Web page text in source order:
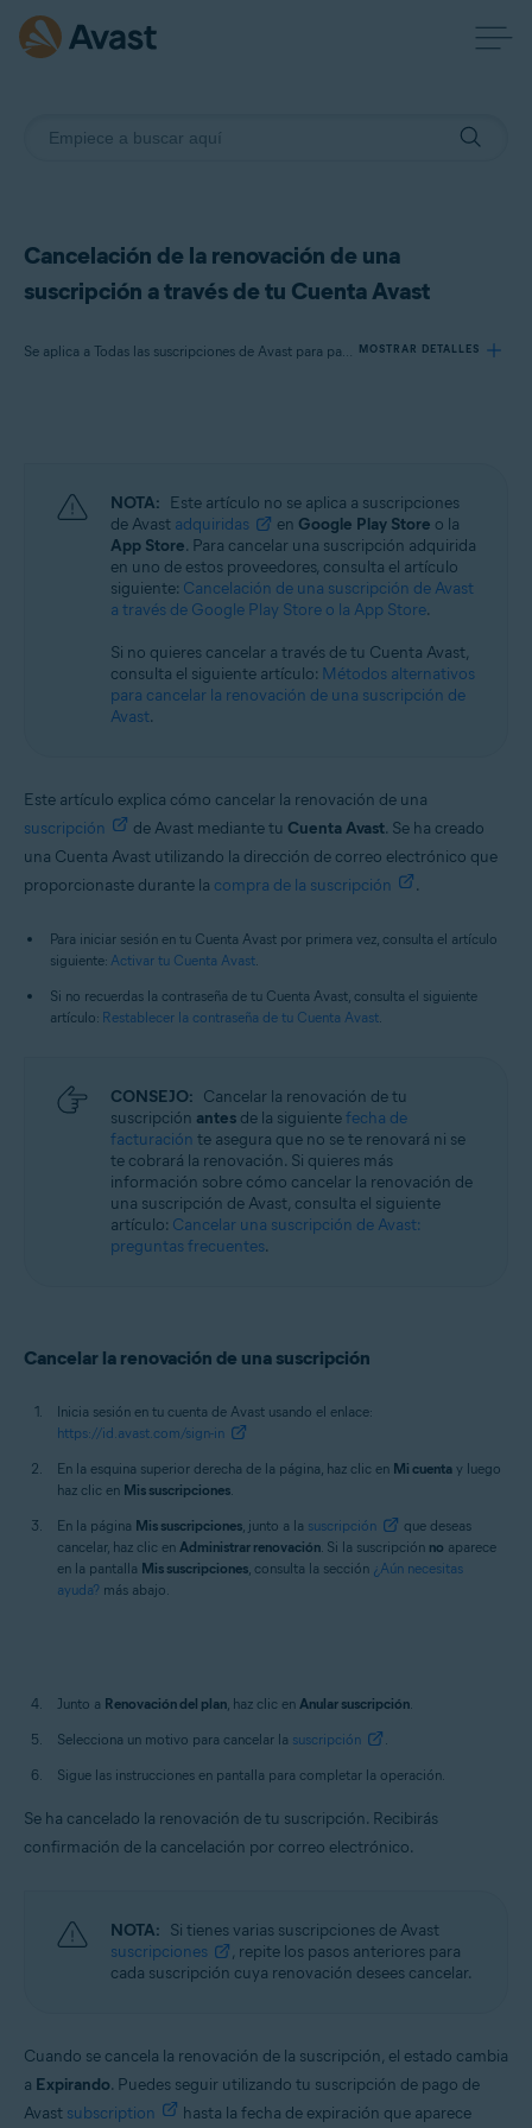
Cancelación de la renovación de una
suscripción a través de tu Cuenta Avast
Se aplica a Todas las suscripciones de Avast para particulares MOSTRAR DETALLES
Sistemas operativos:
Todos los sistemas operativos compatibles
NOTA: Este artículo no se aplica a suscripciones
de Avast adquiridas en Google Play Store o la
App Store. Para cancelar una suscripción adquirida
en uno de estos proveedores, consulta el artículo
siguiente: Cancelación de una suscripción de Avast
a través de Google Play Store o la App Store.
Si no quieres cancelar a través de tu Cuenta Avast,
consulta el siguiente artículo: Métodos alternativos
para cancelar la renovación de una suscripción de
Avast.
Este artículo explica cómo cancelar la renovación de una
suscripción
de Avast mediante tu Cuenta Avast. Se ha creado
una Cuenta Avast utilizando la dirección de correo electrónico que
proporcionaste durante la compra de la suscripción .
Para iniciar sesión en tu Cuenta Avast por primera vez, consulta el artículo
siguiente: Activar tu Cuenta Avast.
Si no recuerdas la contraseña de tu Cuenta Avast, consulta el siguiente
artículo: Restablecer la contraseña de tu Cuenta Avast.
CONSEJO: Cancelar la renovación de tu
suscripción antes de la siguientefecha de
facturación te asegura que no se te renovará ni se
te cobrará la renovación. Si quieres más
información sobre cómo cancelar la renovación de
una suscripción de Avast, consulta el siguiente
artículo: Cancelar una suscripción de Avast:
preguntas frecuentes.
Cancelar la renovación de una suscripción
Inicia sesión en tu cuenta de Avast usando el enlace:
https://id.avast.com/sign-in
En la esquina superior derecha de la página, haz clic en Mi cuenta y luego
haz clic en Mis suscripciones.
En la página Mis suscripciones, junto a la suscripción
que deseas
cancelar, haz clic en Administrar renovación. Si la suscripción no aparece
en la pantalla Mis suscripciones, consulta la sección ¿Aún necesitas
ayuda? más abajo.
Junto a Renovación del plan, haz clic en Anular suscripción.
Selecciona un motivo para cancelar la suscripción
.
Sigue las instrucciones en pantalla para completar la operación.
Se ha cancelado la renovación de tu suscripción. Recibirás
confirmación de la cancelación por correo electrónico.
NOTA: Si tienes varias suscripciones de Avast
suscripciones
, repite los pasos anteriores para
cada suscripción cuya renovación desees cancelar.
Cuando se cancela la renovación de la suscripción, el estado cambia
a Expirando. Puedes seguir utilizando tu suscripción de pago de
Avast subscription hasta la fecha de expiración que aparece